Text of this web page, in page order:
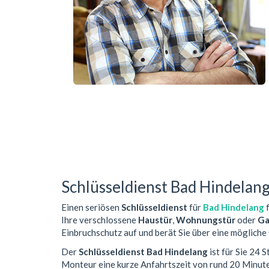
Schlüsseldienst Bad
Einen seriösen Schlüsseldienst für Bad Hindelang
Ihre verschlossene Haustür,Wohnungstüroder
Einbruchschutz auf und berät Sie über eine
DerSchlüsseldienst Bad Hindelang ist für Sie 24
Monteur eine kurze Anfahrtszeit von rund 20